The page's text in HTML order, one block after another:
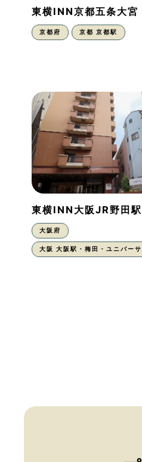
東横INN京都五条大宮
京都府 京都 京都駅
東横INN大阪JR野田
大阪府
大阪 大阪駅・梅田・ユニバー